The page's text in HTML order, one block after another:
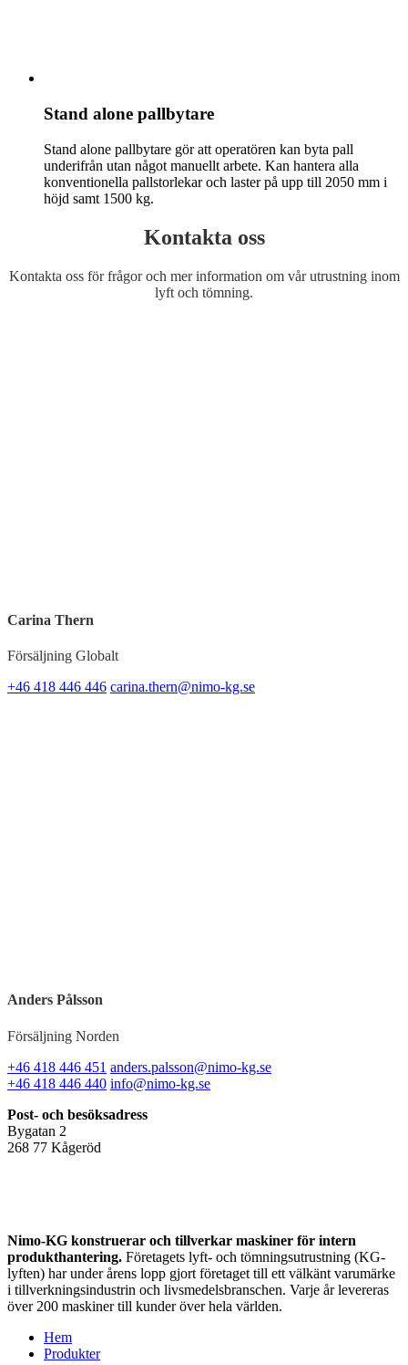
Stand alone pallbytare
Stand alone pallbytare gör att operatören kan byta pall
underifrån utan något manuellt arbete. Kan hantera alla
konventionella pallstorlekar och laster på upp till 2050 mm i
höjd samt 1500 kg.
Kontakta oss
Kontakta oss för frågor och mer information om vår utrustning inom
lyft och tömning.
Carina Thern
Försäljning Globalt
+46 418 446 446 carina.thern@nimo-kg.se
Anders Pålsson
Försäljning Norden
+46 418 446 451 anders.palsson@nimo-kg.se
+46 418 446 440 info@nimo-kg.se
Post- och besöksadress
Bygatan 2
268 77 Kågeröd
Nimo-KG konstruerar och tillverkar maskiner för intern
produkthantering. Företagets lyft- och tömningsutrustning (KG-
lyften) har under årens lopp gjort företaget till ett välkänt varumärke
i tillverkningsindustrin och livsmedelsbranschen. Varje år levereras
över 200 maskiner till kunder över hela världen.
Hem
Produkter